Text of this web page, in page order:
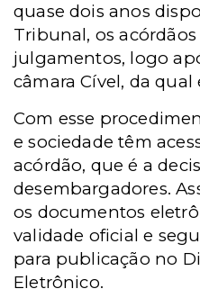
quase dois anos
Tribunal, os acórdãos
julgamentos, logo
câmara Cível, da
Com esse
e sociedade têm
acórdão, que é a
desembargadores.
os documentos
validade oficial e
para publicação no
Eletrônico.